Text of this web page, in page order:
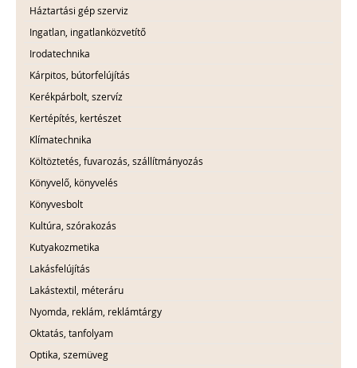
Háztartási gép szerviz
Ingatlan, ingatlanközvetítő
Irodatechnika
Kárpitos, bútorfelújítás
Kerékpárbolt, szervíz
Kertépítés, kertészet
Klímatechnika
Költöztetés, fuvarozás, szállítmányozás
Könyvelő, könyvelés
Könyvesbolt
Kultúra, szórakozás
Kutyakozmetika
Lakásfelújítás
Lakástextil, méteráru
Nyomda, reklám, reklámtárgy
Oktatás, tanfolyam
Optika, szemüveg